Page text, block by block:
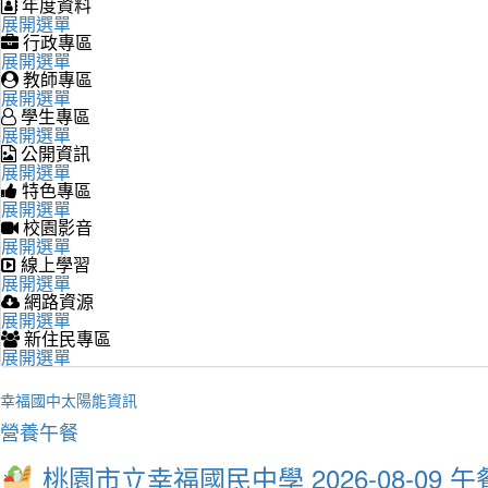
展開選單
行政專區
展開選單
教師專區
展開選單
學生專區
展開選單
公開資訊
展開選單
特色專區
展開選單
校園影音
展開選單
線上學習
展開選單
網路資源
展開選單
新住民專區
展開選單
幸福國中太陽能資訊
營養午餐
桃園市立幸福國民中學 2026-08-09 午